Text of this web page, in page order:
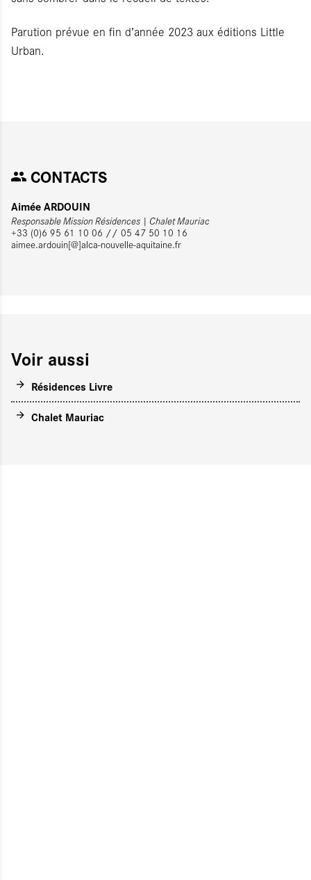
Parution prévue en fin d’année 2023 aux éditions Little
Urban.
CONTACTS
Aimée ARDOUIN
Responsable Mission Résidences | Chalet Mauriac
+33 (0)6 95 61 10 06 // 05 47 50 10 16
aimee.ardouin[@]alca-nouvelle-aquitaine.fr
Voir aussi
Résidences Livre
Chalet Mauriac